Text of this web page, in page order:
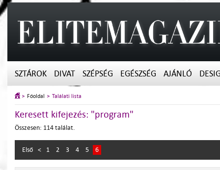
SZTÁROK DIVAT SZÉPSÉG EGÉSZSÉG AJÁNLÓ
Főoldal Találati lista
Keresett kifejezés: "program"
Összesen: 114 találat.
Első < 1 2 3 4 5 6